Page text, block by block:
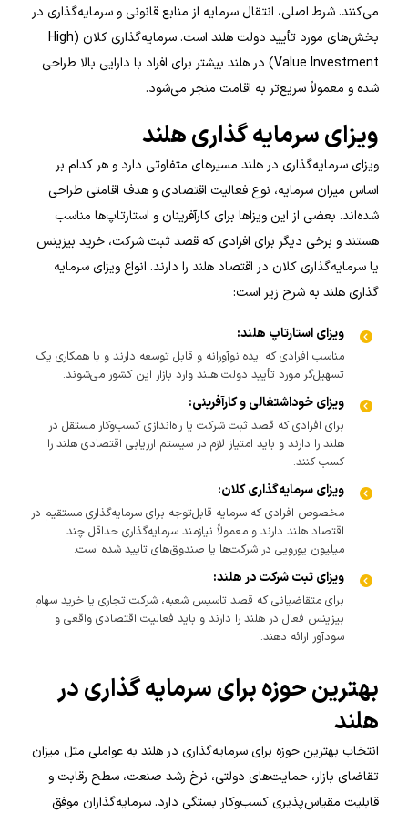
می‌کنند. شرط اصلی، انتقال سرمایه از منابع قانونی و سرمایه‌گذاری در
بخش‌های مورد تأیید دولت هلند است. سرمایه‌گذاری کلان (High
Value Investment) در هلند بیشتر برای افراد با دارایی بالا طراحی
شده و معمولاً سریع‌تر به اقامت منجر می‌شود.
ویزای سرمایه گذاری هلند
ویزای سرمایه‌گذاری در هلند مسیرهای متفاوتی دارد و هر کدام بر
اساس میزان سرمایه، نوع فعالیت اقتصادی و هدف اقامتی طراحی
شده‌اند. بعضی از این ویزاها برای کارآفرینان و استارتاپ‌ها مناسب
هستند و برخی دیگر برای افرادی که قصد ثبت شرکت، خرید بیزینس
یا سرمایه‌گذاری کلان در اقتصاد هلند را دارند. انواع ویزای سرمایه
گذاری هلند به شرح زیر است:
ویزای استارتاپ هلند:
مناسب افرادی که ایده نوآورانه و قابل توسعه دارند و با همکاری یک
تسهیل‌گر مورد تأیید دولت هلند وارد بازار این کشور می‌شوند.
ویزای خوداشتغالی و کارآفرینی:
برای افرادی که قصد ثبت شرکت یا راه‌اندازی کسب‌وکار مستقل در
هلند را دارند و باید امتیاز لازم در سیستم ارزیابی اقتصادی هلند را
کسب کنند.
ویزای سرمایه‌گذاری کلان:
مخصوص افرادی که سرمایه قابل‌توجه برای سرمایه‌گذاری مستقیم در
اقتصاد هلند دارند و معمولاً نیازمند سرمایه‌گذاری حداقل چند
میلیون یورویی در شرکت‌ها یا صندوق‌های تایید شده است.
ویزای ثبت شرکت در هلند:
برای متقاضیانی که قصد تاسیس شعبه، شرکت تجاری یا خرید سهام
بیزینس فعال در هلند را دارند و باید فعالیت اقتصادی واقعی و
سودآور ارائه دهند.
بهترین حوزه برای سرمایه گذاری در
هلند
انتخاب بهترین حوزه برای سرمایه‌گذاری در هلند به عواملی مثل میزان
تقاضای بازار، حمایت‌های دولتی، نرخ رشد صنعت، سطح رقابت و
قابلیت مقیاس‌پذیری کسب‌وکار بستگی دارد. سرمایه‌گذاران موفق